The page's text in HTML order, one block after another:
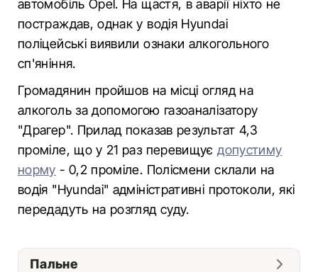
автомобіль Opel. На щастя, в аварії ніхто не
постраждав, однак у водія Hyundai
поліцейські виявили ознаки алкогольного
сп'яніння.
Громадянин пройшов на місці огляд на
алкоголь за допомогою газоаналізатору
"Драгер". Прилад показав результат 4,3
проміле, що у 21 раз перевищуєдопустиму
норму - 0,2 проміле. Полісмени склали на
водія "Hyundai" адміністративні протоколи, які
передадуть на розгляд суду.
Пальне